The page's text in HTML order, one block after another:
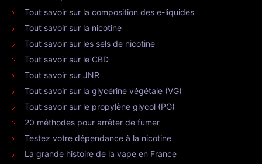
Tout savoir sur la composition des e-liquides
Tout savoir sur la nicotine
Tout savoir sur les sels de nicotine
Tout savoir sur le CBD
Tout savoir sur JNR
Tout savoir sur la glycérine végétale (VG)
Tout savoir sur le propylène glycol (PG)
20 méthodes pour arrêter de fumer
Testez votre dépendance à la nicotine
La grande histoire de la vape en France